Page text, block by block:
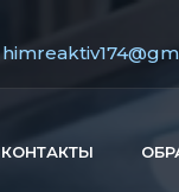
КОНТАКТЫ